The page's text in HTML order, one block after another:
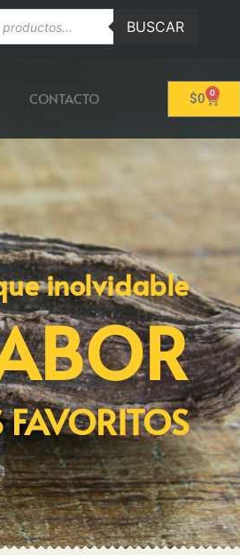
BUSCAR
CONTACTO $0 0
inolvidable